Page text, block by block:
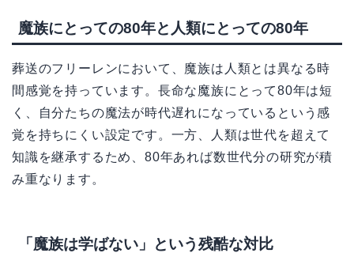
魔族にとっての80年と人類にとっての80年
葬送のフリーレンにおいて、魔族は人類とは異なる時
間感覚を持っています。長命な魔族にとって80年は短
く、自分たちの魔法が時代遅れになっているという感
覚を持ちにくい設定です。一方、人類は世代を超えて
知識を継承するため、80年あれば数世代分の研究が積
み重なります。
「魔族は学ばない」という残酷な対比